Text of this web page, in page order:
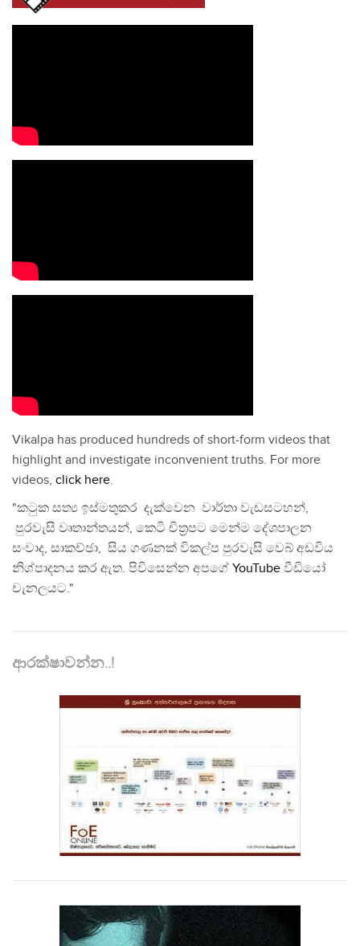
Vikalpa has produced hundreds of short-form videos that
highlight and investigate inconvenient truths. For more
videos, click here.
"කටුක සත්‍ය ඉස්මතුකර දැක්වෙන වාර්තා වැඩසටහන්,
පුරවැසි වෘතාන්තයන්, කෙටි චිත්‍රපට මෙන්ම දේශපාලන
සංවාද, සාකච්ඡා, සිය ගණනක් විකල්ප පුරවැසි වෙබ් අඩවිය
නිශ්පාදනය කර ඇත. පිවිසෙන්න අපගේ YouTube වීඩියෝ
චැනලයට."
ආරක්ෂාවන්න..!